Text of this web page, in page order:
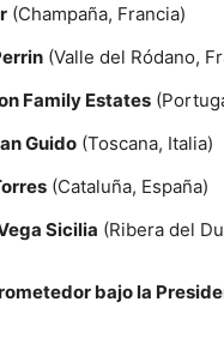
(Champaña, Francia)
(Valle del Ródano,
Family Estates
Guido (Toscana, Italia)
(Cataluña, España)
Sicilia (Ribera del
bajo la